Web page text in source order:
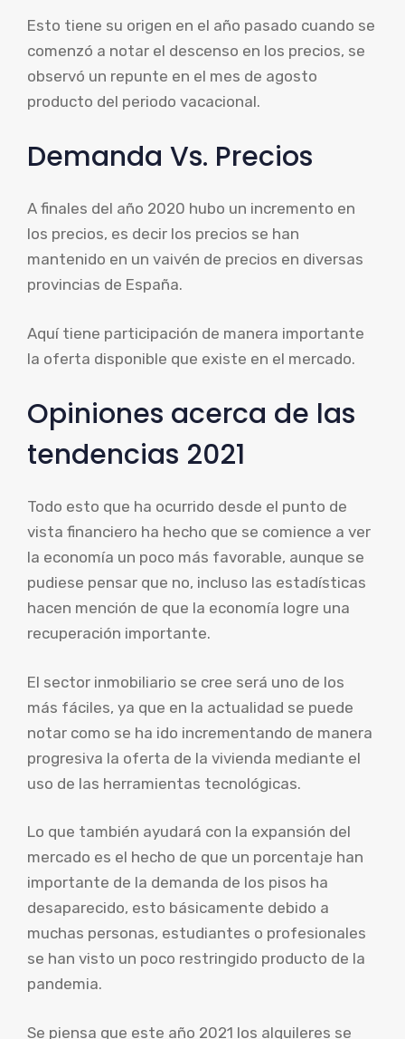
Esto tiene su origen en el año pasado cuando se
comenzó a notar el descenso en los precios, se
observó un repunte en el mes de agosto
producto del periodo vacacional.
Demanda Vs. Precios
A finales del año 2020 hubo un incremento en
los precios, es decir los precios se han
mantenido en un vaivén de precios en diversas
provincias de España.
Aquí tiene participación de manera importante
la oferta disponible que existe en el mercado.
Opiniones acerca de las
tendencias 2021
Todo esto que ha ocurrido desde el punto de
vista financiero ha hecho que se comience a ver
la economía un poco más favorable, aunque se
pudiese pensar que no, incluso las estadísticas
hacen mención de que la economía logre una
recuperación importante.
El sector inmobiliario se cree será uno de los
más fáciles, ya que en la actualidad se puede
notar como se ha ido incrementando de manera
progresiva la oferta de la vivienda mediante el
uso de las herramientas tecnológicas.
Lo que también ayudará con la expansión del
mercado es el hecho de que un porcentaje han
importante de la demanda de los pisos ha
desaparecido, esto básicamente debido a
muchas personas, estudiantes o profesionales
se han visto un poco restringido producto de la
pandemia.
Se piensa que este año 2021 los alquileres se